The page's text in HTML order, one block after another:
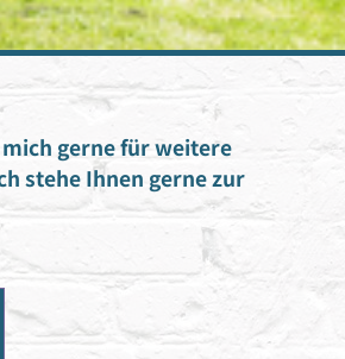
gerne für weitere
stehe Ihnen gerne zur